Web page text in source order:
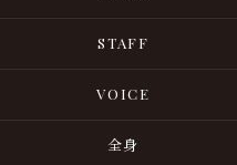
STAFF
VOICE
全身